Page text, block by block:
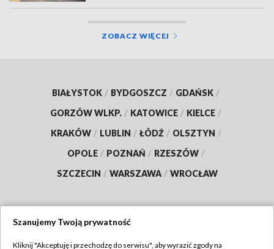
ZOBACZ WIĘCEJ
BIAŁYSTOK / BYDGOSZCZ / GDAŃSK /
GORZÓW WLKP. / KATOWICE / KIELCE /
KRAKÓW / LUBLIN / ŁÓDŹ / OLSZTYN /
OPOLE / POZNAŃ / RZESZÓW /
SZCZECIN / WARSZAWA / WROCŁAW
Szanujemy Twoją prywatność
Kliknij "Akceptuję i przechodzę do serwisu", aby wyrazić zgody na